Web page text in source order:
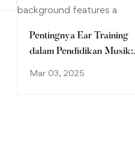
Pentingnya Ear Training
dalam Pendidikan Musik:
Mar 03, 2025